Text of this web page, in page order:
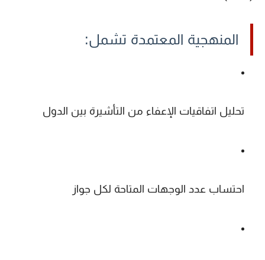
المنهجية المعتمدة تشمل:
تحليل اتفاقيات الإعفاء من التأشيرة بين الدول
احتساب عدد الوجهات المتاحة لكل جواز